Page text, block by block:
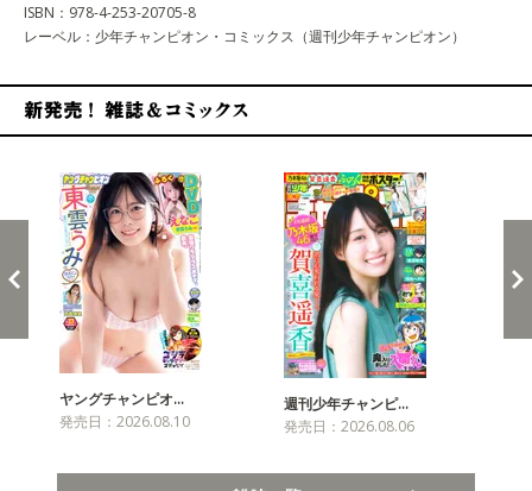
ISBN：978-4-253-20705-8
レーベル：少年チャンピオン・コミックス（週刊少年チャンピオン）
ヤングチャンピオ…
発売日：2026.08.10
週刊少年チャンピ…
発売日：2026.08.06